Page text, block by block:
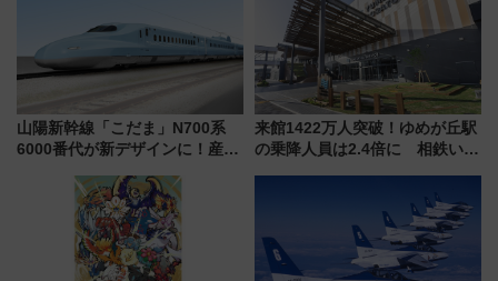
山陽新幹線「こだま」N700系
6000番代が新デザインに！産学
用は今冬から
来館1422万人突破！ゆめが丘駅
の乗降人員は2.4倍に 相鉄いず